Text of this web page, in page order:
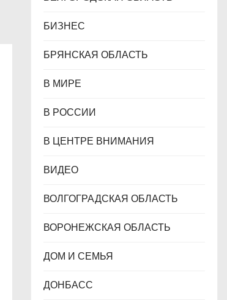
БИЗНЕС
БРЯНСКАЯ ОБЛАСТЬ
В МИРЕ
В РОССИИ
В ЦЕНТРЕ ВНИМАНИЯ
ВИДЕО
ВОЛГОГРАДСКАЯ ОБЛАСТЬ
ВОРОНЕЖСКАЯ ОБЛАСТЬ
ДОМ И СЕМЬЯ
ДОНБАСС